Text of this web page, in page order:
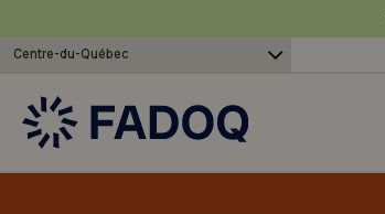
Centre-du-Québec